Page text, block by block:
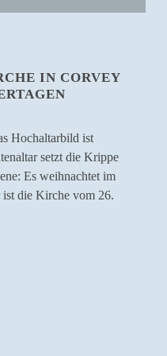
IN CORVEY
Hochaltarbild ist
setzt die Krippe
Es weihnachtet im
die Kirche vom 26.